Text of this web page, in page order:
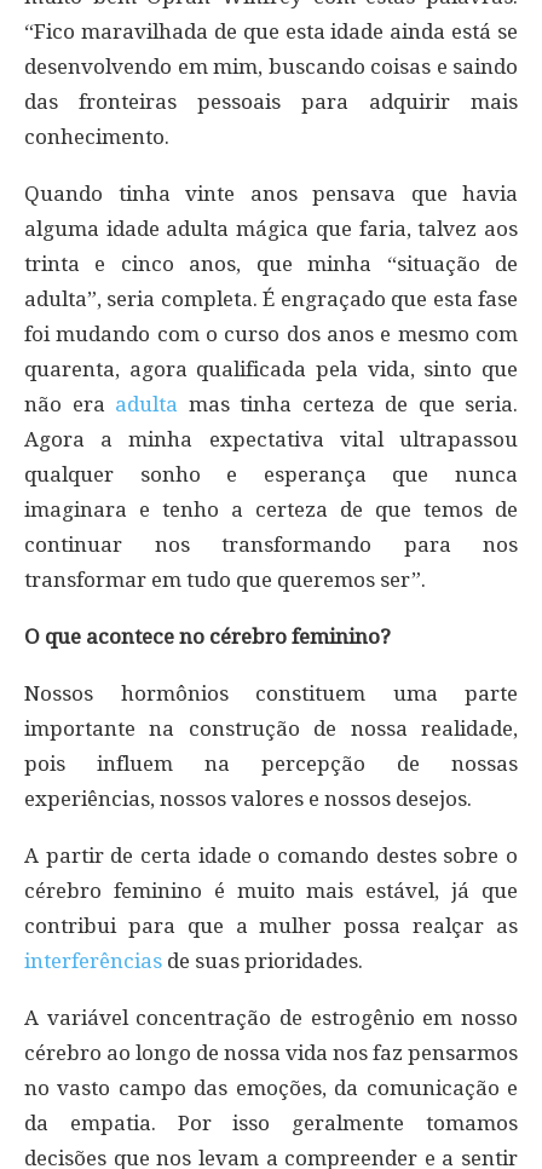
“Fico maravilhada de que esta idade ainda está se
desenvolvendo em mim, buscando coisas e saindo
das fronteiras pessoais para adquirir mais
conhecimento.
Quando tinha vinte anos pensava que havia
alguma idade adulta mágica que faria, talvez aos
trinta e cinco anos, que minha “situação de
adulta”, seria completa. É engraçado que esta fase
foi mudando com o curso dos anos e mesmo com
quarenta, agora qualificada pela vida, sinto que
não era adulta mas tinha certeza de que seria.
Agora a minha expectativa vital ultrapassou
qualquer sonho e esperança que nunca
imaginara e tenho a certeza de que temos de
continuar nos transformando para nos
transformar em tudo que queremos ser”.
O que acontece no cérebro feminino?
Nossos hormônios constituem uma parte
importante na construção de nossa realidade,
pois influem na percepção de nossas
experiências, nossos valores e nossos desejos.
A partir de certa idade o comando destes sobre o
cérebro feminino é muito mais estável, já que
contribui para que a mulher possa realçar as
interferências de suas prioridades.
A variável concentração de estrogênio em nosso
cérebro ao longo de nossa vida nos faz pensarmos
no vasto campo das emoções, da comunicação e
da empatia. Por isso geralmente tomamos
decisões que nos levam a compreender e a sentir